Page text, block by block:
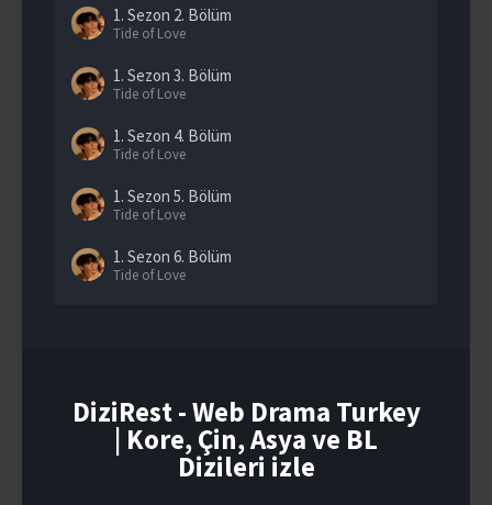
1. Sezon 2. Bölüm
Tide of Love
1. Sezon 3. Bölüm
Tide of Love
1. Sezon 4. Bölüm
Tide of Love
1. Sezon 5. Bölüm
Tide of Love
1. Sezon 6. Bölüm
Tide of Love
1. Sezon9. Bölüm
Tide of Love
DiziRest - Web Drama Turkey
| Kore, Çin, Asya ve BL
Dizileri izle